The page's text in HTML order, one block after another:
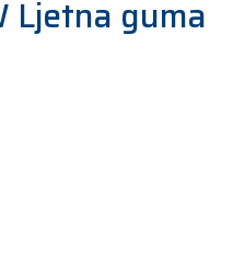
Ljetna guma